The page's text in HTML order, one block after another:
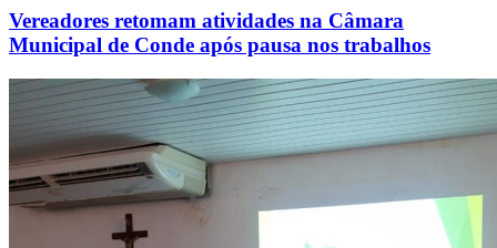
Vereadores retomam atividades na Câmara
Municipal de Conde após pausa nos trabalhos